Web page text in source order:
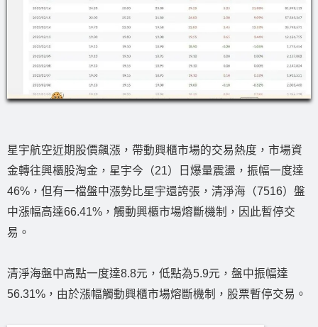
星宇航空近期股價飆漲，帶動興櫃市場的交易熱度，市場資
金轉往興櫃股淘金，星宇今（21）日爆量震盪，振幅一度達
46%，但有一檔盤中漲勢比星宇還誇張，清淨海（7516）盤
中漲幅高達66.41%，觸動興櫃市場熔斷機制，因此暫停交
易。
清淨海盤中高點一度達8.8元，低點為5.9元，盤中振幅達
56.31%，由於漲幅觸動興櫃市場熔斷機制，股票暫停交易。